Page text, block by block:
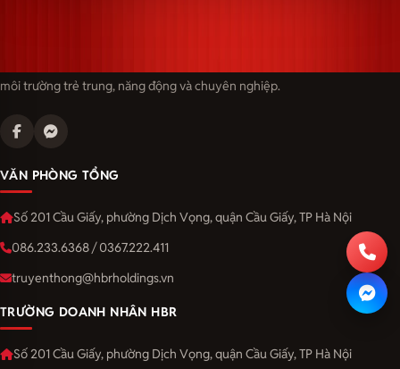
môi trường trẻ trung, năng động và chuyên nghiệp.
VĂN PHÒNG TỔNG
Số 201 Cầu Giấy, phường Dịch Vọng, quận Cầu Giấy, TP Hà Nội
086.233.6368 / 0367.222.411
truyenthong@hbrholdings.vn
TRƯỜNG DOANH NHÂN HBR
Số 201 Cầu Giấy, phường Dịch Vọng, quận Cầu Giấy, TP Hà Nội